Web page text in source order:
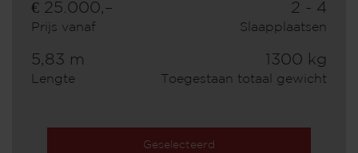
€ 25.000,–
Prijs vanaf
2 - 4
Slaapplaatsen
5,83 m
Lengte
1300 kg
Toegestaan totaal gewicht
Geselecteerd